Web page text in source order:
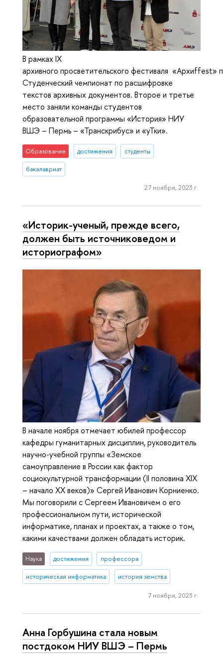
В рамках IX
архивного просветительского фестиваля «Архиffest»
Студенческий чемпионат по расшифровке
текстов архивных документов. Второе и третье
место заняли команды студентов
образовательной программы «История» НИУ
ВШЭ – Пермь – «Транскрибус» и «уТки».
Образование достижения студенты
бакалавриат
27 ноября, 2023 г.
«Историк-ученый, прежде всего,
должен быть источниковедом и
историографом»
В начале ноября отмечает юбилей профессор
кафедры гуманитарных дисциплин, руководитель
научно-учебной группы «Земское
самоуправление в России как фактор
социокультурной трансформации (II половина XIX
– начало XX веков)» Сергей Иванович Корниенко.
Мы поговорили с Сергеем Ивановичем о его
профессиональном пути, исторической
информатике, планах и проектах, а также о том,
какими качествами должен обладать историк.
Наука достижения профессора
историческая информатика история земства
7 ноября, 2023 г.
Анна Горбушина стала новым
постдоком НИУ ВШЭ – Пермь